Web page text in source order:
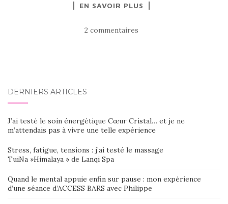
EN SAVOIR PLUS
2 commentaires
DERNIERS ARTICLES
J’ai testé le soin énergétique Cœur Cristal… et je ne
m’attendais pas à vivre une telle expérience
Stress, fatigue, tensions : j’ai testé le massage
TuiNa »Himalaya » de Lanqi Spa
Quand le mental appuie enfin sur pause : mon expérience
d’une séance d’ACCESS BARS avec Philippe